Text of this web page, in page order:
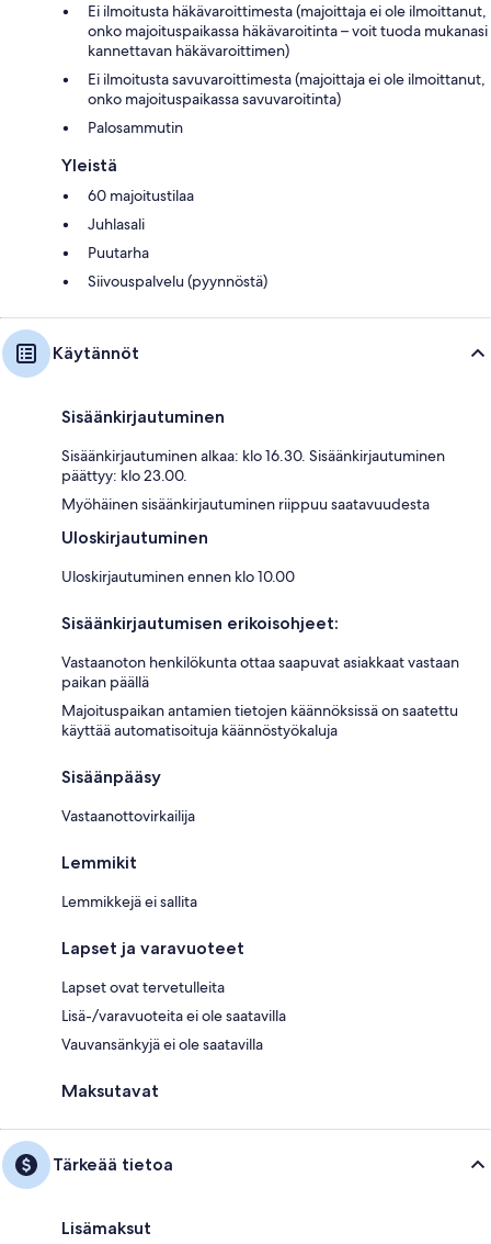
Ei ilmoitusta häkävaroittimesta (majoittaja ei ole ilmoittanut,
onko majoituspaikassa häkävaroitinta – voit tuoda mukanasi
kannettavan häkävaroittimen)
Ei ilmoitusta savuvaroittimesta (majoittaja ei ole ilmoittanut,
onko majoituspaikassa savuvaroitinta)
Palosammutin
Yleistä
60 majoitustilaa
Juhlasali
Puutarha
Siivouspalvelu (pyynnöstä)
Käytännöt
Sisäänkirjautuminen
Sisäänkirjautuminen alkaa: klo 16.30. Sisäänkirjautuminen
päättyy: klo 23.00.
Myöhäinen sisäänkirjautuminen riippuu saatavuudesta
Uloskirjautuminen
Uloskirjautuminen ennen klo 10.00
Sisäänkirjautumisen erikoisohjeet:
Vastaanoton henkilökunta ottaa saapuvat asiakkaat vastaan
paikan päällä
Majoituspaikan antamien tietojen käännöksissä on saatettu
käyttää automatisoituja käännöstyökaluja
Sisäänpääsy
Vastaanottovirkailija
Lemmikit
Lemmikkejä ei sallita
Lapset ja varavuoteet
Lapset ovat tervetulleita
Lisä-/varavuoteita ei ole saatavilla
Vauvansänkyjä ei ole saatavilla
Maksutavat
Tärkeää tietoa
Lisämaksut